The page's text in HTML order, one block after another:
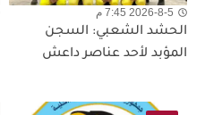
2026-8-5 7:45 م
الحشد الشعبي: السجن
المؤبد لأحد عناصر داعش